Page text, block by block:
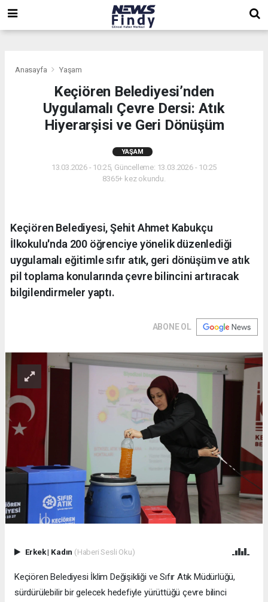
Anasayfa Yaşam
Keçiören Belediyesi’nden
Uygulamalı Çevre Dersi: Atık
Hiyerarşisi ve Geri Dönüşüm
YAŞAM
13.03.2026 - 10:25, Güncelleme: 13.03.2026 - 10:25
8365+ kez okundu.
Keçiören Belediyesi, Şehit Ahmet Kabukçu
İlkokulu'nda 200 öğrenciye yönelik düzenlediği
uygulamalı eğitimle sıfır atık, geri dönüşüm ve atık
pil toplama konularında çevre bilincini artıracak
bilgilendirmeler yaptı.
ABONE OL
Erkek| Kadın (Haberi Sesli Oku)
Keçiören Belediyesi İklim Değişikliği ve Sıfır Atık Müdürlüğü,
sürdürülebilir bir gelecek hedefiyle yürüttüğü çevre bilinci